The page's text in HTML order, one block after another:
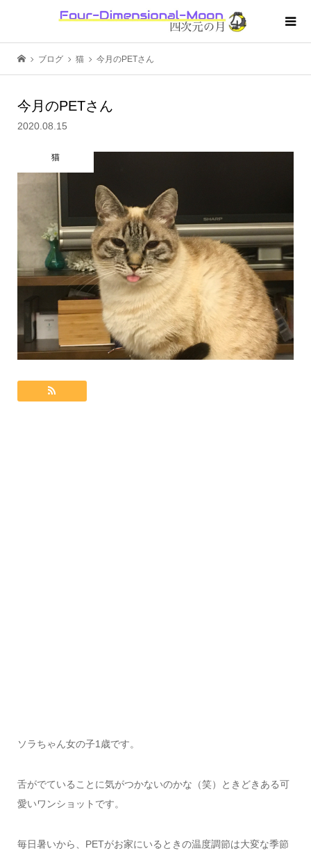
ブログ 猫 今月のPETさん
今月のPETさん
2020.08.15
猫
ソラちゃん女の子1歳です。
舌がでていることに気がつかないのかな（笑）ときどきある可
愛いワンショットです。
毎日暑いから、PETがお家にいるときの温度調節は大変な季節